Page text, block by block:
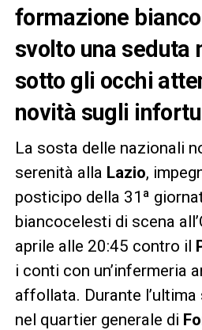
formazione
svolto una seduta
sotto gli occhi
novità sugli
La sosta delle nazionali
serenità alla Lazio,
posticipo della 31ª
biancocelesti di scena
aprile alle 20:45 contro il
i conti con un’infermeria
affollata. Durante
nel quartier generale di